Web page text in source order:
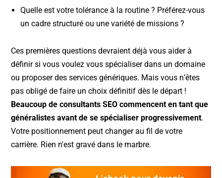
Quelle est votre tolérance à la routine ? Préférez-vous
un cadre structuré ou une variété de missions ?
Ces premières questions devraient déjà vous aider à
définir si vous voulez vous spécialiser dans un domaine
ou proposer des services génériques. Mais vous n’êtes
pas obligé de faire un choix définitif dès le départ !
Beaucoup de consultants SEO commencent en tant que
généralistes avant de se spécialiser progressivement.
Votre positionnement peut changer au fil de votre
carrière. Rien n'est gravé dans le marbre.